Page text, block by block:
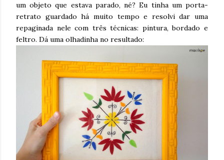
um objeto que estava parado, né? Eu tinha um porta-
retrato guardado há muito tempo e resolvi dar uma
repaginada nele com três técnicas: pintura, bordado e
feltro. Dá uma olhadinha no resultado: